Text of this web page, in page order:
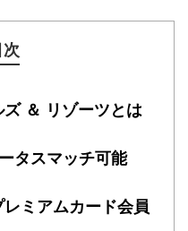
次
＆ リゾーツとは
タスマッチ可能
ミアムカード会員